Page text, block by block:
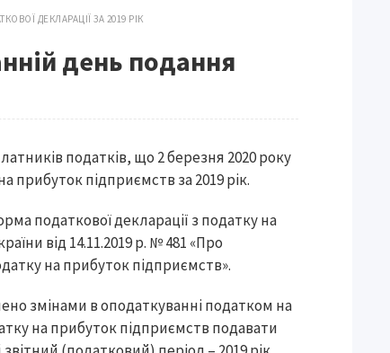
ДЕКЛАРАЦІЇ ЗА 2019 РІК
день подання
податків, що 2 березня 2020 року
прибуток підприємств за 2019 рік.
податкової декларації з податку на
від 14.11.2019 р. № 481 «Про
на прибуток підприємств».
змінами в оподаткуванні податком на
на прибуток підприємств подавати